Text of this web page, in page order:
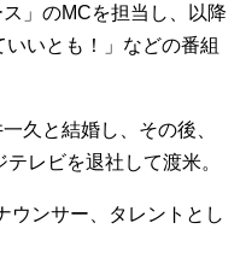
」のMCを担当し、以降
いとも！」などの番組
久と結婚し、その後、
レビを退社して渡米。
ウンサー、タレントとし